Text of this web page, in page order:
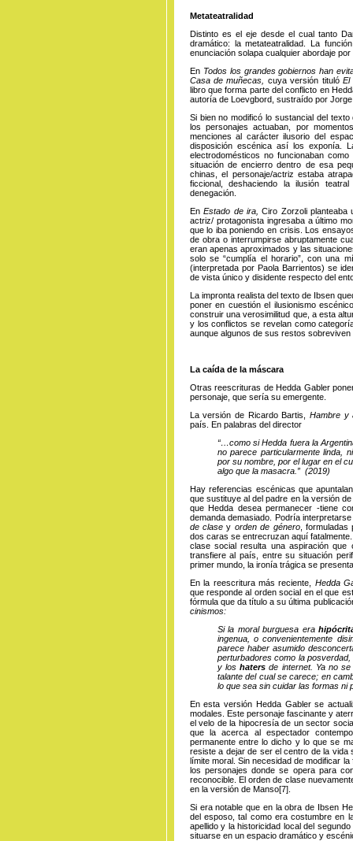
Metateatralidad
Distinto es el eje desde el cual tanto
dramático: la metateatralidad. La
enunciación solapa cualquier abordaje
En Todos los grandes gobiernos han
Casa de muñecas, cuya versión tituló El
libro que forma parte del conflicto en
autoría de Loevgbord, sustraído por
Si bien no modificó lo sustancial del
los personajes actuaban, por
menciones al carácter ilusorio del
disposición escénica así los exponía.
electrodomésticos no funcionaban
situación de encierro dentro de esa
chinas, el personaje/actriz estaba
ficcional, deshaciendo la ilusión
denegación.
EnEstado de ira,Ciro Zorzoli
actriz/ protagonista ingresaba a último
que lo iba poniendo en crisis. Los
de obra o interrumpirse abruptamente
eran apenas aproximados y las
solo se “cumplía el horario”, con una
(interpretada por Paola Barrientos) se
de vista único y disidente respecto del
La impronta realista del texto de Ibsen
poner en cuestión el ilusionismo
construir una verosimilitud que, a esta
y los conflictos se revelan como
aunque algunos de sus restos
La caída de la máscara
Otras reescrituras de Hedda Gabler
personaje, que sería su emergente.
La versión de Ricardo Bartis,
Hambre y
país. En palabras del director
“…como si Hedda fuera la
no parece particularmente linda,
por su nombre, por el lugar en el
algo que la masacra.” (2019)
Hay referencias escénicas que
que sustituye al del padre en la versión
que Hedda desea permanecer -tiene
demanda demasiado. Podría
de clasey orden de género, formuladas
dos caras se entrecruzan aquí
clase social resulta una aspiración
transfiere al país, entre su situación
primer mundo, la ironía trágica se
En la reescritura más reciente, Hedda
que responde al orden social en el que
fórmula que da título a su última
cinismos:
Si la moral burguesa era
ingenua, o convenientemente
parece haber asumido
perturbadores como la
y loshatersde internet. Ya no
talante del cual se carece; en
lo que sea sin cuidar las formas ni
En esta versión Hedda Gabler se
modales. Este personaje fascinante y
el velo de la hipocresía de un sector
que la acerca al espectador
permanente entre lo dicho y lo que se
resiste a dejar de ser el centro de la vida
límite moral. Sin necesidad de modificar
los personajes donde se opera para
reconocible. El orden de clase
en la versión deManso[7].
Si era notable que en la obra de Ibsen
del esposo, tal como era costumbre en
apellido y la historicidad local del
situarse en un espacio dramático y